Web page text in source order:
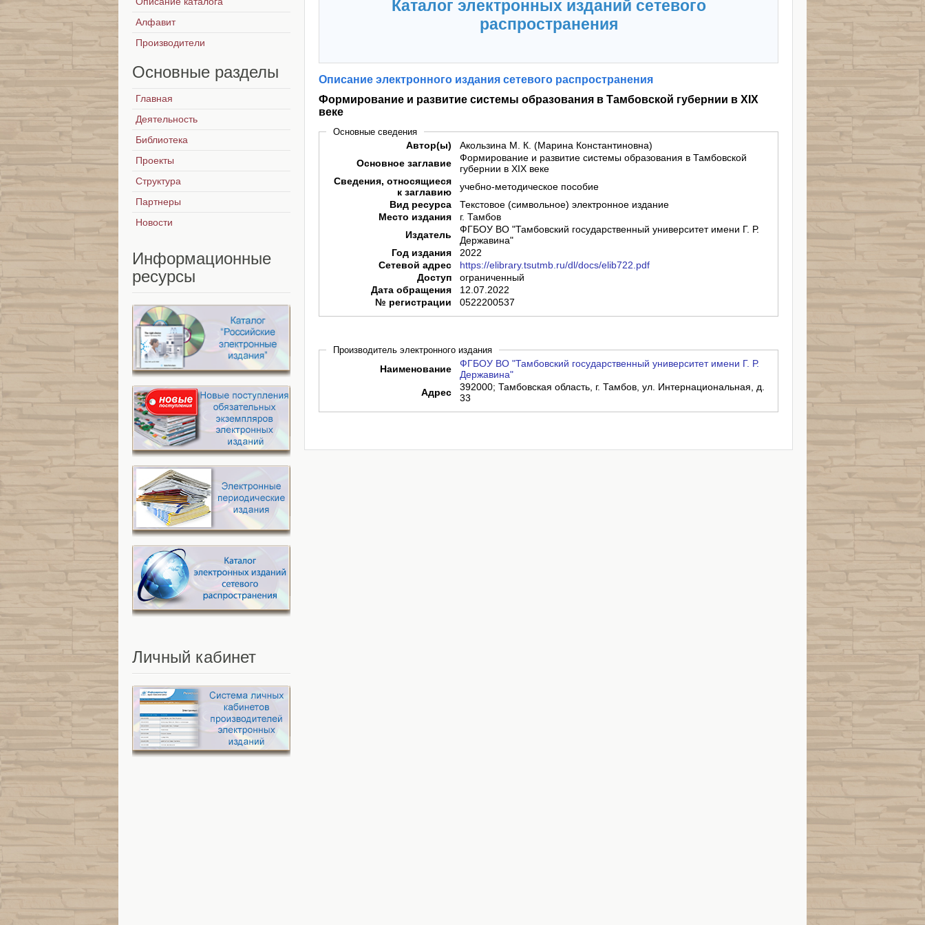
Каталог электронных изданий сетевого
распространения
Описание электронного издания сетевого распространения
Формирование и развитие системы образования в Тамбовской губернии в XIX
веке
Основные сведения
Автор(ы)
Акользина М. К. (Марина Константиновна)
Основное заглавие
Формирование и развитие системы образования в Тамбовской
губернии в XIX веке
Сведения, относящиеся
к заглавию
учебно-методическое пособие
Вид ресурса
Текстовое (символьное) электронное издание
Место издания
г. Тамбов
Издатель
ФГБОУ ВО "Тамбовский государственный университет имени Г. Р.
Державина"
Год издания
2022
Сетевой адрес
https://elibrary.tsutmb.ru/dl/docs/elib722.pdf
Доступ
ограниченный
Дата обращения
12.07.2022
№ регистрации
0522200537
Производитель электронного издания
Наименование
ФГБОУ ВО "Тамбовский государственный университет имени Г. Р.
Державина"
Адрес
392000; Тамбовская область, г. Тамбов, ул. Интернациональная, д.
33
Алфавит
Производители
Основные разделы
Главная
Деятельность
Библиотека
Проекты
Структура
Партнеры
Новости
Информационные
ресурсы
Личный кабинет